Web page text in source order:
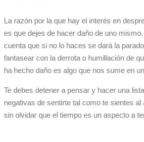
La razón por la que hay el interés en
es que dejes de hacer daño de uno
cuenta que si no lo haces se dará la
fantasear con la derrota o humillación de
ha hecho daño es algo que nos sume en
Te debes detener a pensar y hacer una
negativas de sentirte tal como te sientes al
sin olvidar que el tiempo es un aspecto a